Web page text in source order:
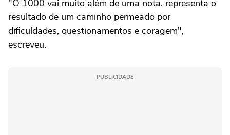
"O 1000 vai muito além de uma nota, representa o
resultado de um caminho permeado por
dificuldades, questionamentos e coragem",
escreveu.
PUBLICIDADE